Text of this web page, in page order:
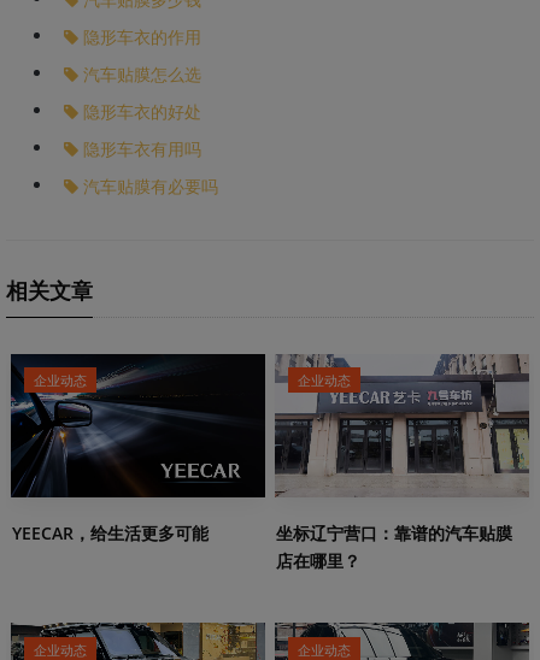
隐形车衣的作用
汽车贴膜怎么选
隐形车衣的好处
隐形车衣有用吗
汽车贴膜有必要吗
相关文章
企业动态
YEECAR，给生活更多可能
企业动态
坐标辽宁营口：靠谱的汽车贴膜
店在哪里？
企业动态 企业动态